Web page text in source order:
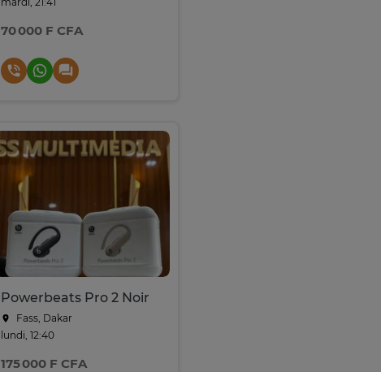
70 000 F CFA
Powerbeats Pro 2 Noir
Fass, Dakar
lundi, 12:40
175 000 F CFA